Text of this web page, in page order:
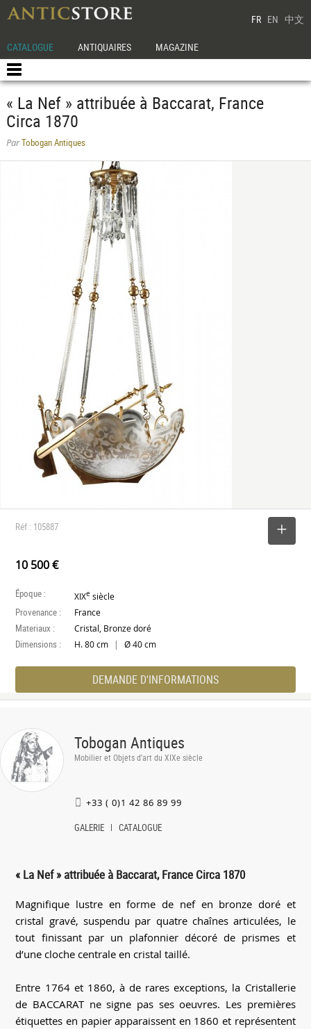
FR EN 中文
CATALOGUE ANTIQUAIRES MAGAZINE
« La Nef » attribuée à Baccarat, France
Circa 1870
ParTobogan Antiques
Réf : 105887
10 500 €
Époque : XIXe siècle
Provenance : France
Materiaux : Cristal, Bronze doré
Dimensions : H. 80 cm | Ø 40 cm
DEMANDE D'INFORMATIONS
Tobogan Antiques
Mobilier et Objets d'art du XIXe siècle
+33 ( 0)1 42 86 89 99
GALERIE CATALOGUE
« La Nef » attribuée à Baccarat, France Circa 1870
Magnifique lustre en forme de nef en bronze doré et
cristal gravé, suspendu par quatre chaînes articulées, le
tout finissant par un plafonnier décoré de prismes et
d’une cloche centrale en cristal taillé.
Entre 1764 et 1860, à de rares exceptions, la Cristallerie
de BACCARAT ne signe pas ses oeuvres. Les premières
étiquettes en papier apparaissent en 1860 et représentent